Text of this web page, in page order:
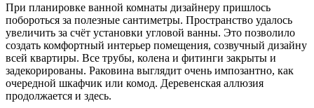
При планировке ванной комнаты дизайнеру пришлось
побороться за полезные сантиметры. Пространство удалось
увеличить за счёт установки угловой ванны. Это позволило
создать комфортный интерьер помещения, созвучный дизайну
всей квартиры. Все трубы, колена и фитинги закрыты и
задекорированы. Раковина выглядит очень импозантно, как
очередной шкафчик или комод. Деревенская аллюзия
продолжается и здесь.